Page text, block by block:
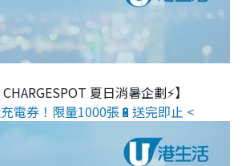
CHARGESPOT 夏日消暑企劃⚡】
電券！限量1000張🔋送完即止 <